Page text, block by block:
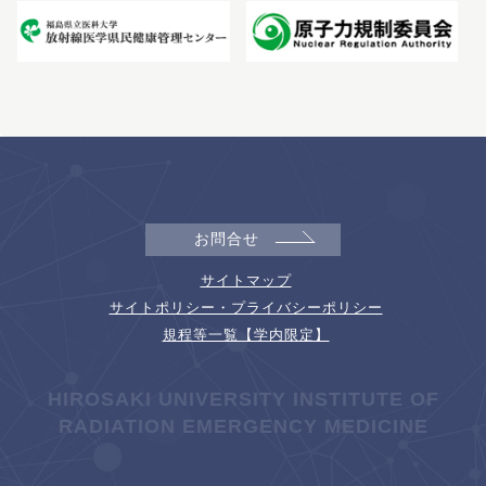
お問合せ
サイトマップ
サイトポリシー・プライバシーポリシー
規程等一覧【学内限定】
HIROSAKI UNIVERSITY INSTITUTE OF
RADIATION EMERGENCY MEDICINE